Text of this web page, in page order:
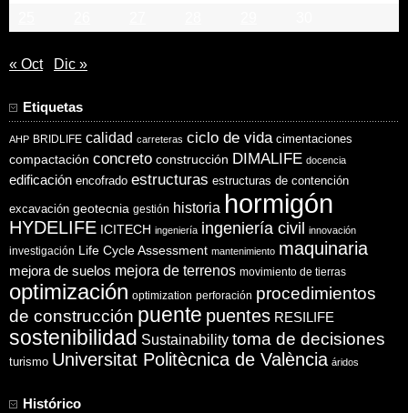
« Oct Dic »
Etiquetas
AHP BRIDLIFE calidad carreteras ciclo de vida cimentaciones
compactación concreto construcción DIMALIFE docencia
edificación encofrado estructuras estructuras de contención
excavación geotecnia gestión historia hormigón
HYDELIFE ICITECH ingeniería ingeniería civil innovación
investigación Life Cycle Assessment mantenimiento maquinaria
mejora de suelos mejora de terrenos movimiento de tierras
optimización optimization perforación procedimientos
de construcción puente puentes RESILIFE
sostenibilidad Sustainability toma de decisiones
turismo Universitat Politècnica de València áridos
Histórico